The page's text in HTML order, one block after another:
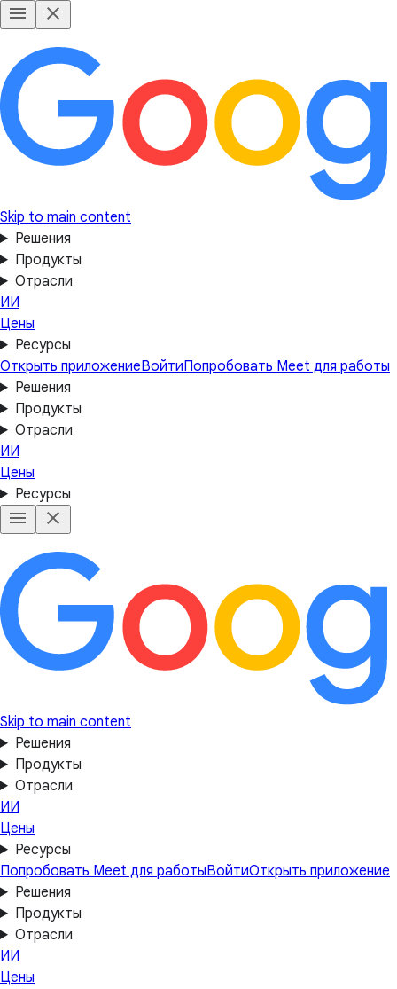
Skip to main content
Решения
Продукты
Отрасли
ИИ
Цены
Ресурсы
Открыть приложениеВойтиПопробовать Meet для работы
Решения
Продукты
Отрасли
ИИ
Цены
Ресурсы
Skip to main content
Решения
Продукты
Отрасли
ИИ
Цены
Ресурсы
Попробовать Meet для работыВойтиОткрыть приложение
Решения
Продукты
Отрасли
ИИ
Цены